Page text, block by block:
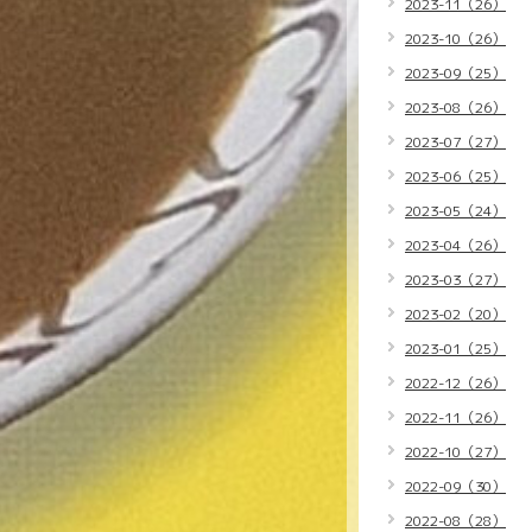
2023-11（26）
2023-10（26）
2023-09（25）
2023-08（26）
2023-07（27）
2023-06（25）
2023-05（24）
2023-04（26）
2023-03（27）
2023-02（20）
2023-01（25）
2022-12（26）
2022-11（26）
2022-10（27）
2022-09（30）
2022-08（28）